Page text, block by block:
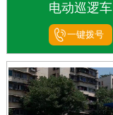
电动巡逻车
一键拨号